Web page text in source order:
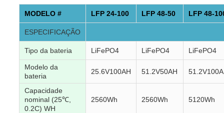
MODELO # LFP 24-100 LFP 48-50 LFP 48-
ESPECIFICAÇÃO
Tipo da bateria LiFePO4 LiFePO4 LiFePO4
Modelo da
bateria
25.6V100AH 51.2V50AH
Capacidade
nominal (25℃,
0.2C) WH
2560Wh 2560Wh 5120Wh